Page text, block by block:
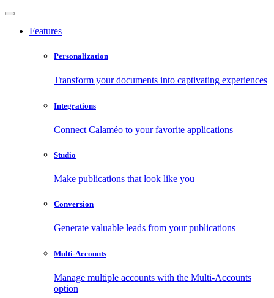
Features
Personalization
Transform your documents into captivating experiences
Integrations
Connect Calaméo to your favorite applications
Studio
Make publications that look like you
Conversion
Generate valuable leads from your publications
Multi-Accounts
Manage multiple accounts with the Multi-Accounts
option